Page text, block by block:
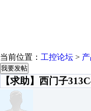
当前位置： 工控论坛 >
我要发帖
【求助】西门子